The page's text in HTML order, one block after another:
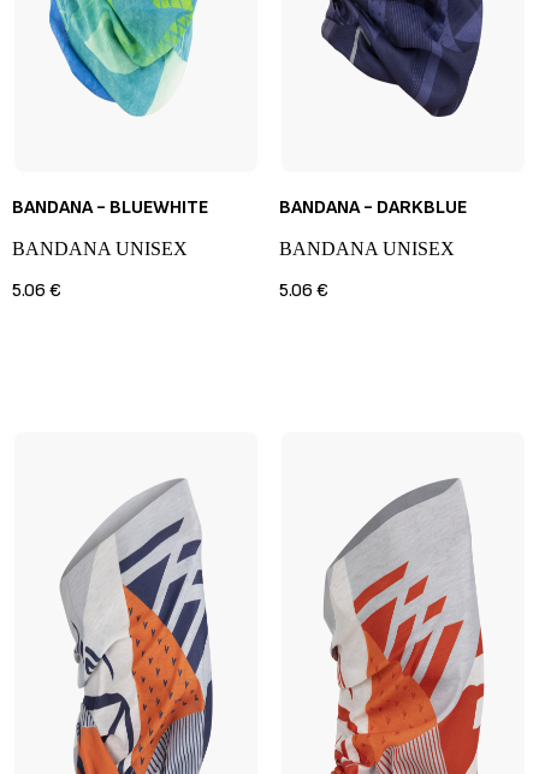
BANDANA - BLUEWHITE
BANDANA UNISEX
5.06 €
BANDANA - DARKBLUE
BANDANA UNISEX
5.06 €